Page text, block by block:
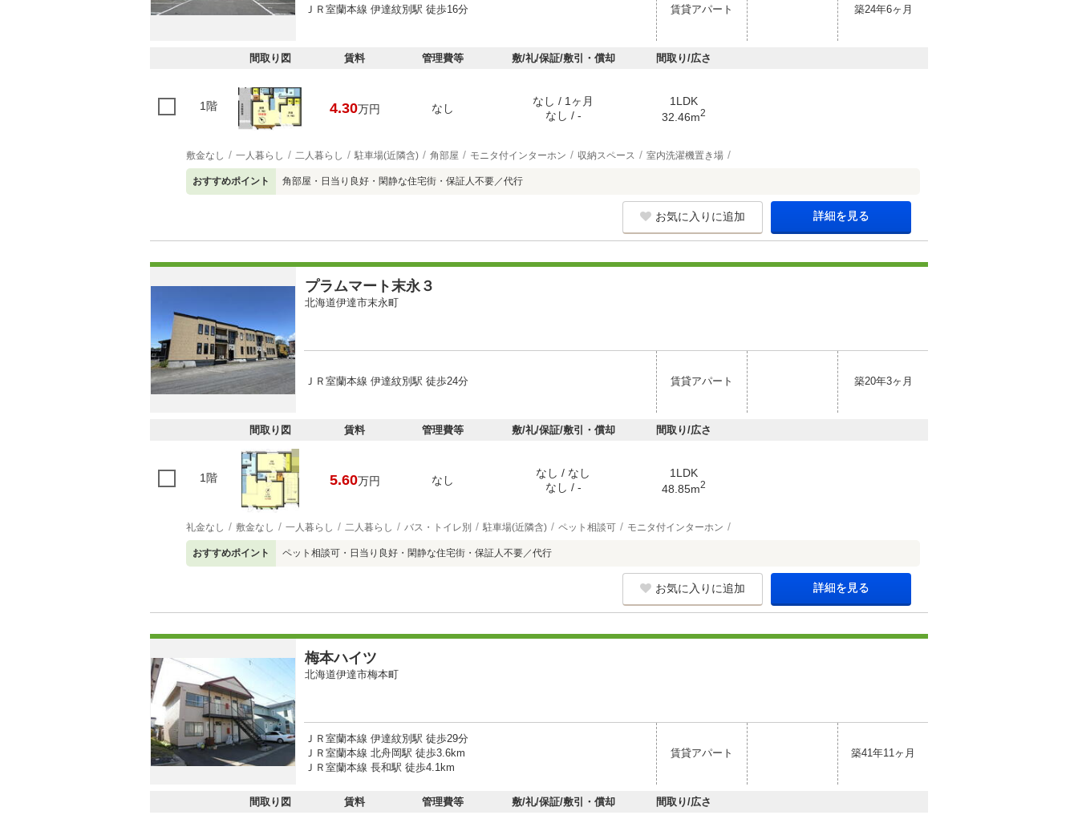
ＪＲ室蘭本線 伊達紋別駅 徒歩16分 賃貸アパート 築24年6ヶ月
間取り図 賃料 管理費等 敷/礼/保証/敷引・償却 間取り/広さ
1階 4.30万円 なし
なし / 1ヶ月
なし / -
1LDK
32.46m2
敷金なし 一人暮らし 二人暮らし 駐車場(近隣含) 角部屋 モニタ付インターホン 収納スペース 室内洗濯機置き場
おすすめポイント 角部屋・日当り良好・閑静な住宅街・保証人不要／代行
お気に入りに追加 詳細を見る
プラムマート末永３
北海道伊達市末永町
ＪＲ室蘭本線 伊達紋別駅 徒歩24分 賃貸アパート 築20年3ヶ月
間取り図 賃料 管理費等 敷/礼/保証/敷引・償却 間取り/広さ
1階 5.60万円 なし
なし / なし
なし / -
1LDK
48.85m2
礼金なし 敷金なし 一人暮らし 二人暮らし バス・トイレ別 駐車場(近隣含) ペット相談可 モニタ付インターホン
おすすめポイント ペット相談可・日当り良好・閑静な住宅街・保証人不要／代行
お気に入りに追加 詳細を見る
梅本ハイツ
北海道伊達市梅本町
ＪＲ室蘭本線 伊達紋別駅 徒歩29分
ＪＲ室蘭本線 北舟岡駅 徒歩3.6km
ＪＲ室蘭本線 長和駅 徒歩4.1km
賃貸アパート 築41年11ヶ月
間取り図 賃料 管理費等 敷/礼/保証/敷引・償却 間取り/広さ